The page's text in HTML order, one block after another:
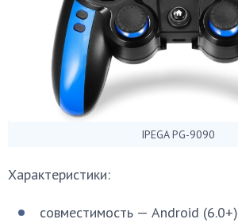
IPEGA PG-9090
Характеристики:
совместимость — Android